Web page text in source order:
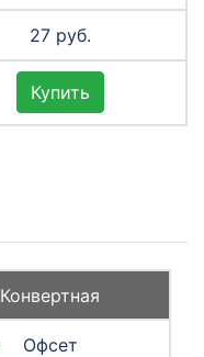
27 руб.
Купить
Конвертная
Офсет